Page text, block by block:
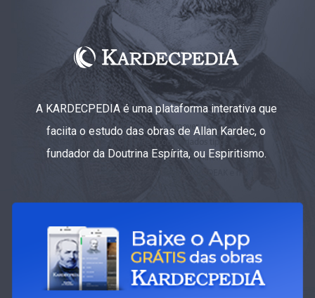
A KARDECPEDIA é uma plataforma interativa que
faciita o estudo das obras de Allan Kardec, o
fundador da Doutrina Espírita, ou Espiritismo.